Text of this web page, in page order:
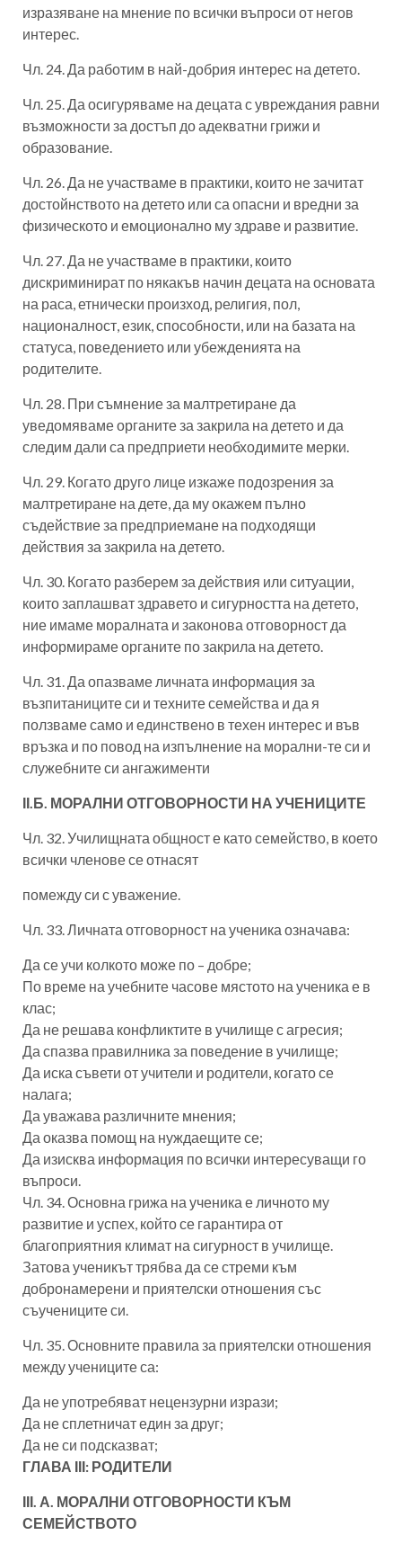
изразяване на мнение по всички въпроси от негов
интерес.
Чл. 24. Да работим в най-добрия интерес на детето.
Чл. 25. Да осигуряваме на децата с увреждания равни
възможности за достъп до адекватни грижи и
образование.
Чл. 26. Да не участваме в практики, които не зачитат
достойнството на детето или са опасни и вредни за
физическото и емоционално му здраве и развитие.
Чл. 27. Да не участваме в практики, които
дискриминират по някакъв начин децата на основата
на раса, етнически произход, религия, пол,
националност, език, способности, или на базата на
статуса, поведението или убежденията на
родителите.
Чл. 28. При съмнение за малтретиране да
уведомяваме органите за закрила на детето и да
следим дали са предприети необходимите мерки.
Чл. 29. Когато друго лице изкаже подозрения за
малтретиране на дете, да му окажем пълно
съдействие за предприемане на подходящи
действия за закрила на детето.
Чл. 30. Когато разберем за действия или ситуации,
които заплашват здравето и сигурността на детето,
ние имаме моралната и законова отговорност да
информираме органите по закрила на детето.
Чл. 31. Да опазваме личната информация за
възпитаниците си и техните семейства и да я
ползваме само и единствено в техен интерес и във
връзка и по повод на изпълнение на морални-те си и
служебните си ангажименти
ІІ.Б. МОРАЛНИ ОТГОВОРНОСТИ НА УЧЕНИЦИТЕ
Чл. 32. Училищната общност е като семейство, в което
всички членове се отнасят
помежду си с уважение.
Чл. 33. Личната отговорност на ученика означава:
Да се учи колкото може по – добре;
По време на учебните часове мястото на ученика е в
клас;
Да не решава конфликтите в училище с агресия;
Да спазва правилника за поведение в училище;
Да иска съвети от учители и родители, когато се
налага;
Да уважава различните мнения;
Да оказва помощ на нуждаещите се;
Да изисква информация по всички интересуващи го
въпроси.
Чл. 34. Основна грижа на ученика е личното му
развитие и успех, който се гарантира от
благоприятния климат на сигурност в училище.
Затова ученикът трябва да се стреми към
добронамерени и приятелски отношения със
съучениците си.
Чл. 35. Основните правила за приятелски отношения
между учениците са:
Да не употребяват нецензурни изрази;
Да не сплетничат един за друг;
Да не си подсказват;
ГЛАВА ІІІ: РОДИТЕЛИ
ІІІ. А. МОРАЛНИ ОТГОВОРНОСТИ КЪМ
СЕМЕЙСТВОТО